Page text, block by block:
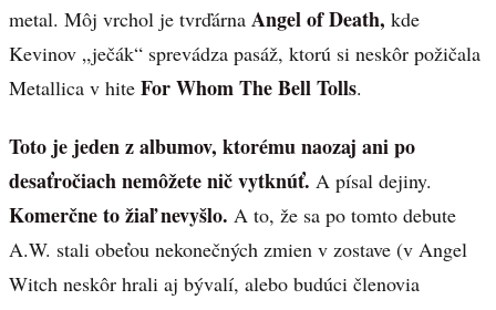
metal. Môj vrchol je tvrďárna Angel of Death, kde
Kevinov „ječák“ sprevádza pasáž, ktorú si neskôr požičala
Metallica v hite For Whom The Bell Tolls.
Toto je jeden z albumov, ktorému naozaj ani po
desaťročiach nemôžete nič vytknúť. A písal dejiny.
Komerčne to žiaľ nevyšlo. A to, že sa po tomto debute
A.W. stali obeťou nekonečných zmien v zostave (v Angel
Witch neskôr hrali aj bývalí, alebo budúci členovia